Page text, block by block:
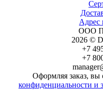
Адрес
ООО
2026 ©
+7
+7
Оформляя заказ, вы
конфиденциальности и